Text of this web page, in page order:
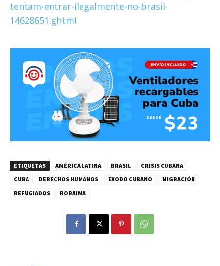
tentam-entrar-ilegalmente-no-brasil-
14628651.ghtml
ETIQUETAS AMÉRICA LATINA BRASIL
CRISIS CUBANA
CUBA
DERECHOS HUMANOS ÉXODO CUBANO
MIGRACIÓN
REFUGIADOS
RORAIMA